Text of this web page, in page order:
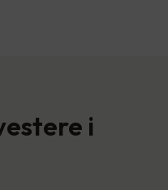
i